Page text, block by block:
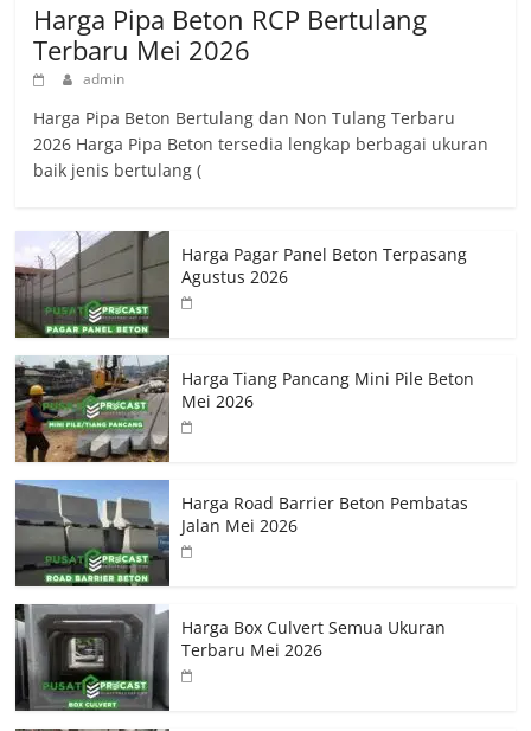
Harga Pipa Beton RCP Bertulang
Terbaru Mei 2026
admin
Harga Pipa Beton Bertulang dan Non Tulang Terbaru
2026 Harga Pipa Beton tersedia lengkap berbagai ukuran
baik jenis bertulang (
Harga Pagar Panel Beton Terpasang
Agustus 2026
Harga Tiang Pancang Mini Pile Beton
Mei 2026
Harga Road Barrier Beton Pembatas
Jalan Mei 2026
Harga Box Culvert Semua Ukuran
Terbaru Mei 2026